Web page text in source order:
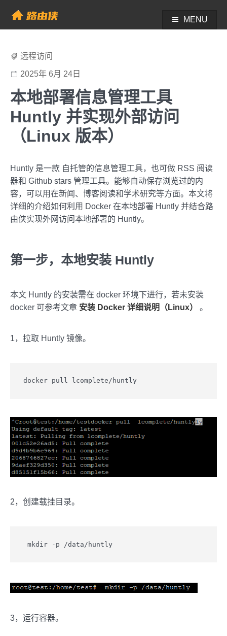
content
帮助中心 - 路由侠
MENU
远程访问
2025年 6月 24日
本地部署信息管理工具
Huntly 并实现外部访问
（Linux 版本）
Huntly 是一款 自托管的信息管理工具，也可做 RSS 阅读
器和 Github stars 管理工具。能够自动保存浏览过的内
容，可以用在新闻、博客阅读和学术研究等方面。本文将
详细的介绍如何利用 Docker 在本地部署 Huntly 并结合路
由侠实现外网访问本地部署的 Huntly。‌
第一步，本地安装 Huntly
本文 Huntly 的安装需在 docker 环境下进行，若未安装
docker 可参考文章 安装 Docker 详细说明（Linux） 。
1，拉取 Huntly 镜像。
docker pull lcomplete/huntly
2，创建载挂目录。
mkdir -p /data/huntly
3，运行容器。